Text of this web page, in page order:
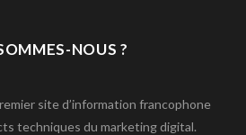
NOUS ?
site d’information francophone
techniques du marketing digital.